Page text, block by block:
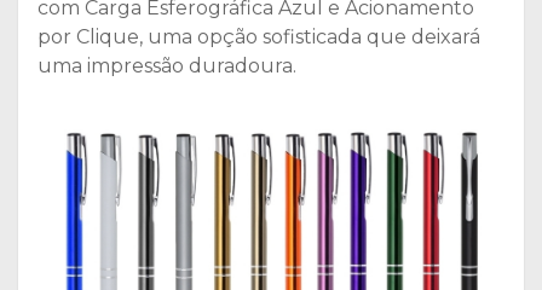
com Carga Esferográfica Azul e Acionamento
por Clique, uma opção sofisticada que deixará
uma impressão duradoura.